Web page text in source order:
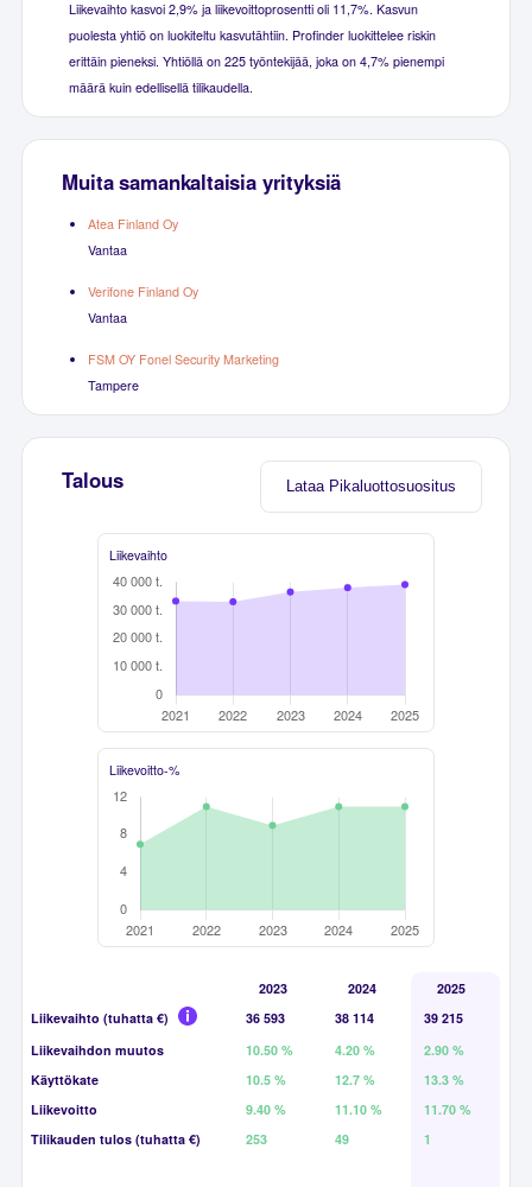
Liikevaihto kasvoi 2,9% ja liikevoittoprosentti oli 11,7%. Kasvun
puolesta yhtiö on luokiteltu kasvutähtiin. Profinder luokittelee riskin
erittäin pieneksi. Yhtiöllä on 225 työntekijää, joka on 4,7% pienempi
määrä kuin edellisellä tilikaudella.
Muita samankaltaisia yrityksiä
Atea Finland Oy
Vantaa
Verifone Finland Oy
Vantaa
FSM OY Fonel Security Marketing
Tampere
Lataa Pikaluottosuositus
Talous
Liikevaihto
Liikevoitto-%
2023 2024
2025
Liikevaihto (tuhatta €)
36 593 38 114
39 215
Liikevaihdon muutos
10.50 % 4.20 %
2.90 %
Käyttökate
10.5 % 12.7 %
13.3 %
Liikevoitto
9.40 % 11.10 %
11.70 %
Tilikauden tulos (tuhatta €)
253 49 1